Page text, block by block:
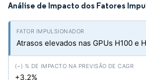
Análise de Impacto dos Fatores
Atrasos elevados nas GPUs H100 e
+3.2%